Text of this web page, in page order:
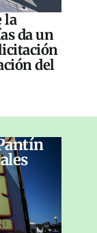
la
da un
del